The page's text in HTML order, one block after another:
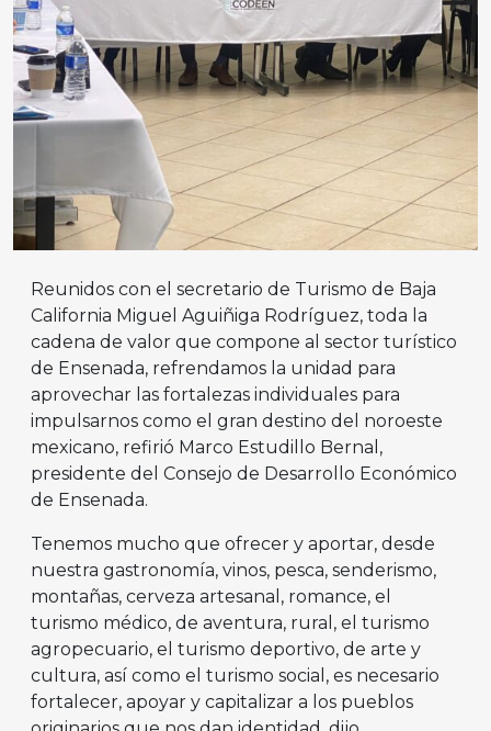
Reunidos con el secretario de Turismo de Baja
California Miguel Aguiñiga Rodríguez, toda la
cadena de valor que compone al sector turístico
de Ensenada, refrendamos la unidad para
aprovechar las fortalezas individuales para
impulsarnos como el gran destino del noroeste
mexicano, refirió Marco Estudillo Bernal,
presidente del Consejo de Desarrollo Económico
de Ensenada.
Tenemos mucho que ofrecer y aportar, desde
nuestra gastronomía, vinos, pesca, senderismo,
montañas, cerveza artesanal, romance, el
turismo médico, de aventura, rural, el turismo
agropecuario, el turismo deportivo, de arte y
cultura, así como el turismo social, es necesario
fortalecer, apoyar y capitalizar a los pueblos